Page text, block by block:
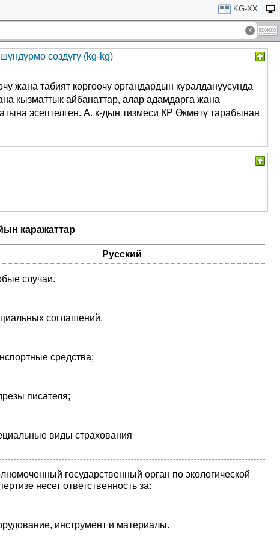
KG-XX
сөздүгү (kg-kg)
жана табият коргоочу органдардын куралдануусунда
кызматтык айбанаттар, алар адамдарга жана
эсептелген. А. к-дын тизмеси КР Өкмөтү тарабынан
каражаттар
Русский
случаи.
соглашений.
средства;
писателя;
виды страхования
государственный орган по экологической
несет ответственность за:
инструмент и материалы.